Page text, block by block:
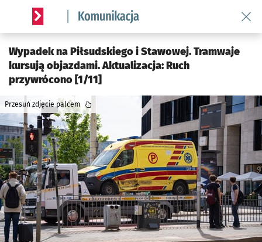
Serwis informacyjny wroclaw.pl podserwis: Komunikacja
Wypadek na Piłsudskiego i Stawowej. Tramwaje
kursują objazdami. Aktualizacja: Ruch
przywrócono [1/11]
Przesuń zdjęcie palcem